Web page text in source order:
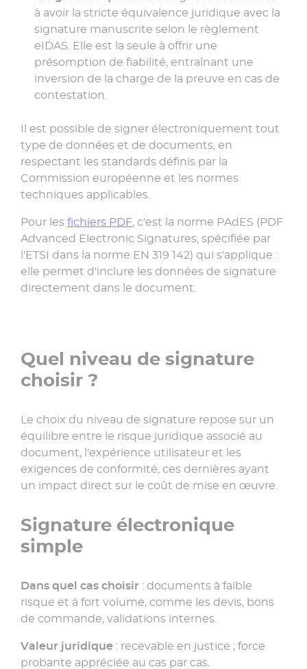
à avoir la stricte équivalence juridique avec la
signature manuscrite selon le règlement
eIDAS. Elle est la seule à offrir une
présomption de fiabilité, entraînant une
inversion de la charge de la preuve en cas de
contestation.
Il est possible de signer électroniquement tout
type de données et de documents, en
respectant les standards définis par la
Commission européenne et les normes
techniques applicables.
Pour les fichiers PDF, c'est la norme PAdES (PDF
Advanced Electronic Signatures, spécifiée par
l'ETSI dans la norme EN 319 142) qui s'applique :
elle permet d'inclure les données de signature
directement dans le document.
Quel niveau de signature
choisir ?
Le choix du niveau de signature repose sur un
équilibre entre le risque juridique associé au
document, l'expérience utilisateur et les
exigences de conformité, ces dernières ayant
un impact direct sur le coût de mise en œuvre.
Signature électronique
simple
Dans quel cas choisir : documents à faible
risque et à fort volume, comme les devis, bons
de commande, validations internes.
Valeur juridique : recevable en justice ; force
probante appréciée au cas par cas.